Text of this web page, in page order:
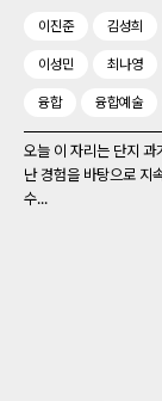
이진준 김성희
이성민 최나영
융합 융합예술
오늘 이 자리는 단지 과
난 경험을 바탕으로 지
수...